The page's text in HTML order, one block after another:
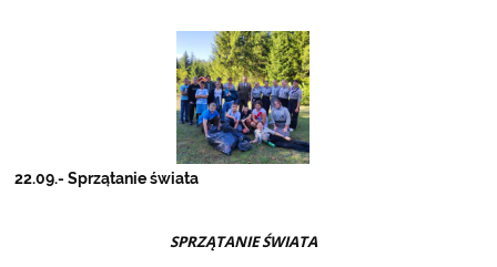
22.09.- Sprzątanie świata
SPRZĄTANIE ŚWIATA